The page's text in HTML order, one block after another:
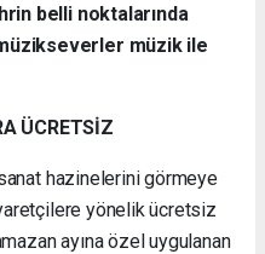
belli noktalarında
müzik ile
ÜCRETSİZ
hazinelerini görmeye
yönelik ücretsiz
ayına özel uygulanan